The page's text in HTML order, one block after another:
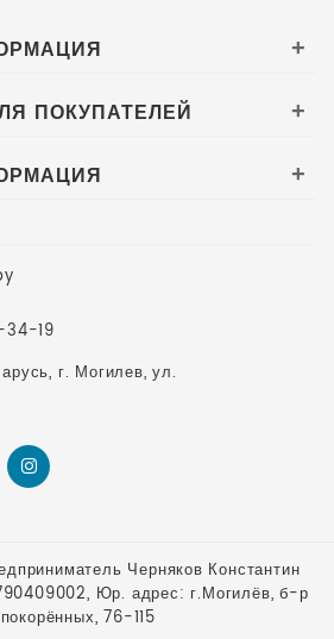
+
ПОКУПАТЕЛЕЙ +
+
19
г. Могилев, ул.
Черняков Константин
Юр. адрес: г.Могилёв, б-р
76-115